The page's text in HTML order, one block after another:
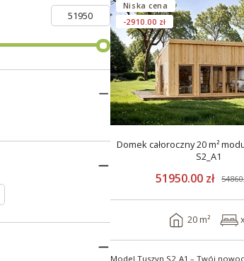
Niska cena
-2910.00 zł
Domek całoroczny 20 m² modułowy
S2_A1
51950.00 zł
20 m²
Model Tuszyn S2_A1 – Twój